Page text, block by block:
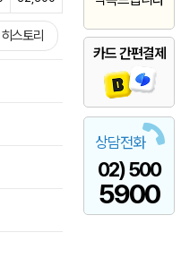
카드 간편결제
상담전화
02) 500
5900
스토리